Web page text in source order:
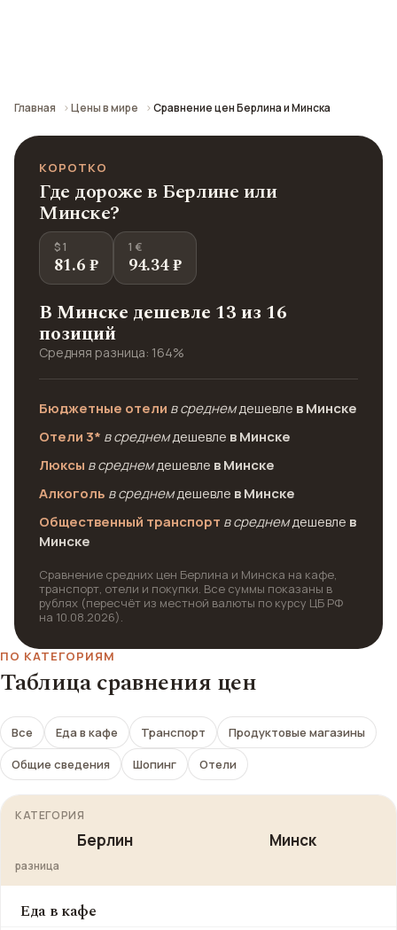
Главная Цены в мире Сравнение цен Берлина и Минска
КОРОТКО
Где дороже в Берлине или
Минске?
$ 1
81.6 ₽
1 €
94.34 ₽
В Минске дешевле 13 из 16
позиций
Средняя разница: 164%
Бюджетные отели в среднемдешевле в Минске
Отели 3* в среднемдешевле в Минске
Люксы в среднемдешевле в Минске
Алкоголь в среднемдешевле в Минске
Общественный транспорт в среднемдешевле в
Минске
Сравнение средних цен Берлина и Минска на кафе,
транспорт, отели и покупки. Все суммы показаны в
рублях (пересчёт из местной валюты по курсу ЦБ РФ
на 10.08.2026).
ПО КАТЕГОРИЯМ
Таблица сравнения цен
Все Еда в кафе Транспорт
Продуктовые магазины
Общие сведения
Шопинг Отели
КАТЕГОРИЯ
Берлин Минск
разница
Еда в кафе